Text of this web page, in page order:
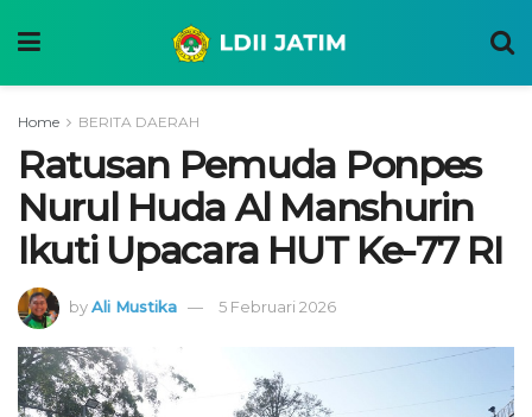
Home BERITA DAERAH
Ratusan Pemuda Ponpes
Nurul Huda Al Manshurin
Ikuti Upacara HUT Ke-77 RI
byAli Mustika 5 Februari 2026